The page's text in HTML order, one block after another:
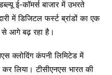
ई-कॉमर्स बाजार में उभरते
में डिजिटल फर्स्ट ब्रांडों का एक
से आगे बढ़ रहा है।
क्लोदिंग कंपनी लिमिटेड में
कर लिया। टीसीएनएस भारत की